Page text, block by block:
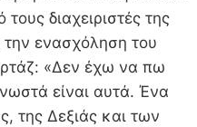
διαχειριστές της
ενασχόληση του
«Δεν έχω να πω
είναι αυτά. Ένα
της Δεξιάς και των